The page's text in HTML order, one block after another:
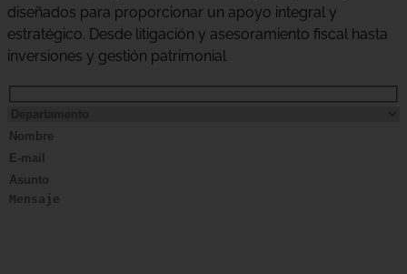
diseñados para proporcionar un apoyo integral y
estratégico. Desde litigación y asesoramiento fiscal hasta
inversiones y gestión patrimonial